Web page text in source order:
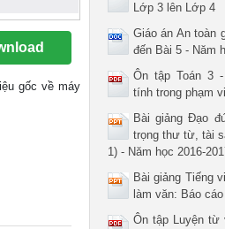
gốc về máy
Lớp 3 lên Lớp 4
Giáo án An toàn
đến Bài 5 - Năm
Ôn tập Toán 3
tính trong phạm
Bài giảng Đạo
trọng thư từ, tài
1) - Năm học 2016-
Bài giảng Tiếng
làm văn: Báo
Ôn tập Luyện từ